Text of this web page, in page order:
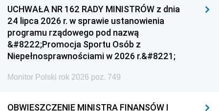
UCHWAŁA NR 162 RADY MINISTRÓW z dnia
24 lipca 2026 r. w sprawie ustanowienia
programu rządowego pod nazwą
&#8222;Promocja Sportu Osób z
Niepełnosprawnościami w 2026 r.&#8221;
Monitor Polski rok 2026 poz. 749
OBWIESZCZENIE MINISTRA FINANSÓW I